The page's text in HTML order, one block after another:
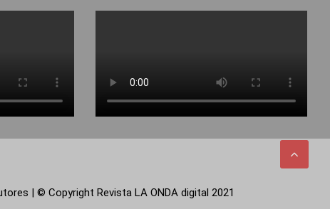
| © Copyright Revista LA ONDA digital 2021